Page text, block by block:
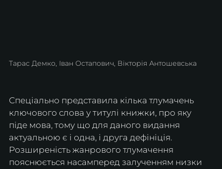
Тарас Демко, Іван Остапович, Вікторія Антошевська
Спеціально представила кілька тлумачень
ключового слова у титулі книжки, про яку
піде мова, тому що для даного видання
актуальною є і одна, і друга дефініція.
Розширеність жанрового тлумачення
пояснюється насамперед залученням низки